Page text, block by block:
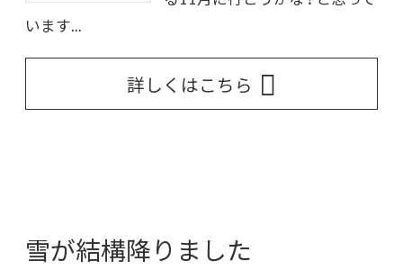
います...
詳しくはこちら
雪が結構降りました